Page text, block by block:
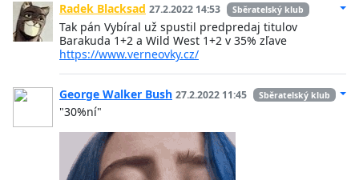
Radek Blacksad 27.2.2022 14:53 Sběratelský klub
Tak pán Vybíral už spustil predpredaj titulov
Barakuda 1+2 a Wild West 1+2 v 35% zľave
https://www.verneovky.cz/
George Walker Bush 27.2.2022 11:45 Sběratelský klub
"30%ní"